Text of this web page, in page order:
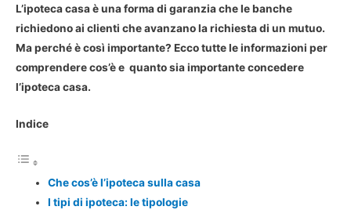
L’ipoteca casa è una forma di garanzia che le banche
richiedono ai clienti che avanzano la richiesta di un mutuo.
Ma perché è così importante? Ecco tutte le informazioni per
comprendere cos’è e quanto sia importante concedere
l’ipoteca casa.
Indice
Che cos’è l’ipoteca sulla casa
I tipi di ipoteca: le tipologie